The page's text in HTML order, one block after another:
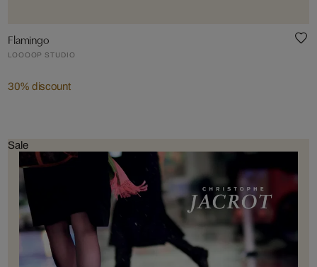
Flamingo
LOOOOP STUDIO
30% discount
Sale